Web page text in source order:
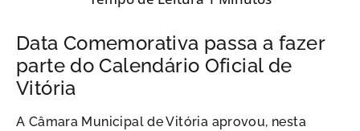
Data Comemorativa passa a fazer
parte do Calendário Oficial de
Vitória
A Câmara Municipal de Vitória aprovou, nesta